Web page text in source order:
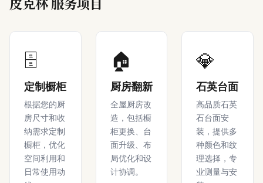
皮克林 服务项目
🗄️
定制橱柜
根据您的厨
房尺寸和收
纳需求定制
橱柜，优化
空间利用和
日常使用动
🏠
厨房翻新
全屋厨房改
造，包括橱
柜更换、台
面升级、布
局优化和设
计协调。
💎
石英台面
高品质石英
石台面安
装，提供多
种颜色和纹
理选择，专
业测量与安